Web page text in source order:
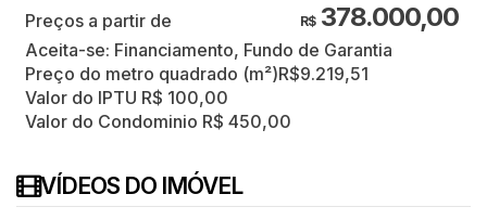
R$378.000,00
Aceita-se: Financiamento, Fundo de Garantia
Preço do metro quadrado (m²)R$9.219,51
Valor do IPTU R$ 100,00
Valor do Condominio R$ 450,00
VÍDEOS DO IMÓVEL